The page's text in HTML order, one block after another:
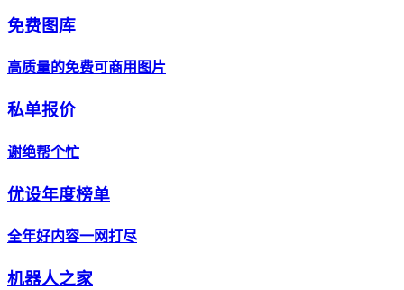
免费图库
高质量的免费可商用图片
私单报价
谢绝帮个忙
优设年度榜单
全年好内容一网打尽
机器人之家